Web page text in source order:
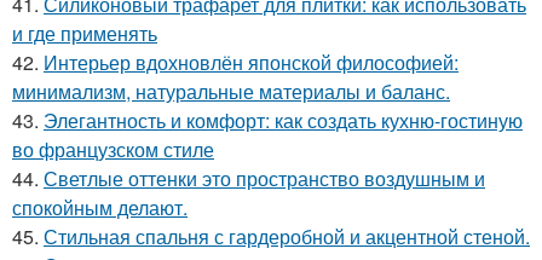
и где применять
42. Интерьер вдохновлён японской философией:
минимализм, натуральные материалы и баланс.
43. Элегантность и комфорт: как создать кухню-гостиную
во французском стиле
44. Светлые оттенки это пространство воздушным и
спокойным делают.
45. Стильная спальня с гардеробной и акцентной стеной.